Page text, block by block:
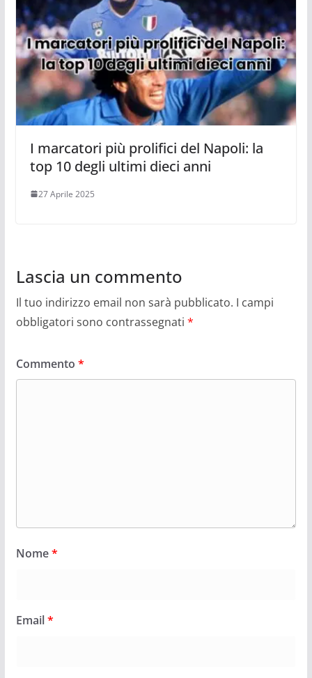
I marcatori più prolifici del Napoli: la
top 10 degli ultimi dieci anni
27 Aprile 2025
Lascia un commento
Il tuo indirizzo email non sarà pubblicato. I campi
obbligatori sono contrassegnati *
Commento *
Nome*
Email*